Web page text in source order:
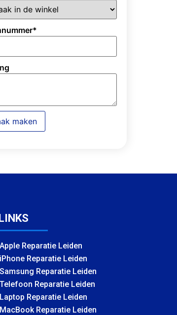
*
maken
Apple Reparatie Leiden
iPhone Reparatie Leiden
Samsung Reparatie Leiden
Telefoon Reparatie Leiden
Laptop Reparatie Leiden
MacBook Reparatie Leiden